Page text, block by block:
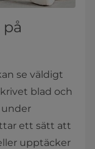
se väldigt
blad och
ett sätt att
upptäcker